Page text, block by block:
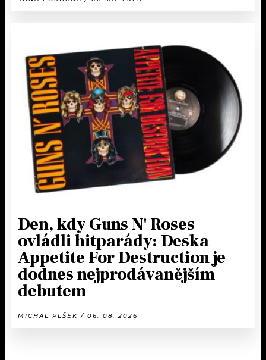
Den, kdy Guns N' Roses
ovládli hitparády: Deska
Appetite For Destruction je
dodnes nejprodávanějším
debutem
MICHAL PLŠEK / 06. 08. 2026